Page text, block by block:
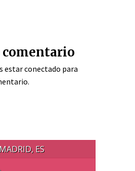
comentario
estarconectado para
MADRID, ES